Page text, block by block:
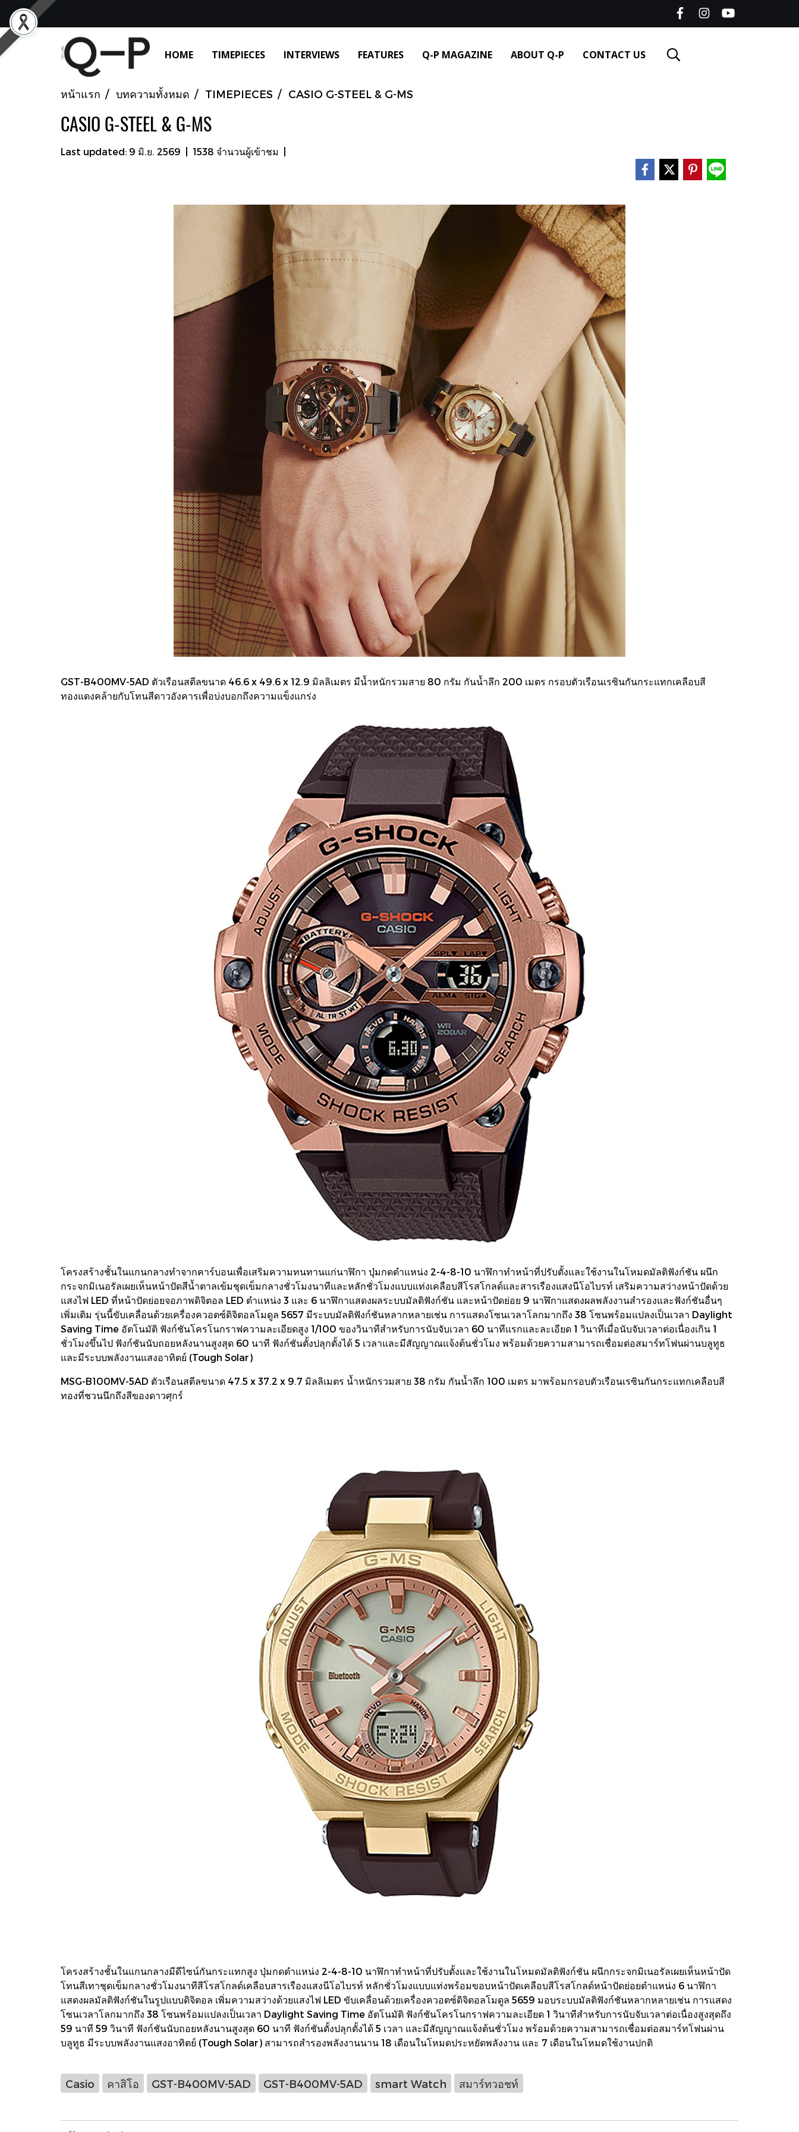
HOME TIMEPIECES INTERVIEWS FEATURES Q-P MAGAZINE ABOUT Q-P CONTACT US
หน้าแรก บทความทั้งหมด TIMEPIECES CASIO G-STEEL & G-MS
CASIO G-STEEL & G-MS
Last updated: 9 มิ.ย. 2569 1538 จำนวนผู้เข้าชม
GST-B400MV-5AD ตัวเรือนสตีลขนาด 46.6 x 49.6 x 12.9 มิลลิเมตร มีน้ำหนักรวมสาย 80 กรัม กันน้ำลึก 200 เมตร กรอบตัวเรือนเรซินกันกระแทกเคลือบสี
ทองแดงคล้ายกับโทนสีดาวอังคารเพื่อบ่งบอกถึงความแข็งแกร่ง
โครงสร้างชั้นในแกนกลางทำจากคาร์บอนเพื่อเสริมความทนทานแก่นาฬิกา ปุ่มกดตำแหน่ง 2-4-8-10 นาฬิกาทำหน้าที่ปรับตั้งและใช้งานในโหมดมัลติฟังก์ชัน ผนึก
กระจกมิเนอรัลเผยเห็นหน้าปัดสีน้ำตาลเข้มชุดเข็มกลางชั่วโมงนาทีและหลักชั่วโมงแบบแท่งเคลือบสีโรสโกลด์และสารเรืองแสงนีโอไบรท์ เสริมความสว่างหน้าปัดด้วย
แสงไฟ LED ที่หน้าปัดย่อยจอภาพดิจิตอล LED ตำแหน่ง 3 และ 6 นาฬิกาแสดงผลระบบมัลติฟังก์ชัน และหน้าปัดย่อย 9 นาฬิกาแสดงผลพลังงานสำรองและฟังก์ชันอื่นๆ
เพิ่มเติม รุ่นนี้ขับเคลื่อนด้วยเครื่องควอตซ์ดิจิตอลโมดูล 5657 มีระบบมัลติฟังก์ชันหลากหลายเช่น การแสดงโซนเวลาโลกมากถึง 38 โซนพร้อมแปลงเป็นเวลา Daylight
Saving Time อัตโนมัติ ฟังก์ชันโครโนกราฟความละเอียดสูง 1/100 ของวินาทีสำหรับการนับจับเวลา 60 นาทีแรกและละเอียด 1 วินาทีเมื่อนับจับเวลาต่อเนื่องเกิน 1
ชั่วโมงขึ้นไป ฟังก์ชันนับถอยหลังนานสูงสุด 60 นาที ฟังก์ชันตั้งปลุกตั้งได้ 5 เวลาและมีสัญญาณแจ้งต้นชั่วโมง พร้อมด้วยความสามารถเชื่อมต่อสมาร์ทโฟนผ่านบลูทูธ
และมีระบบพลังงานแสงอาทิตย์ (Tough Solar)
MSG-B100MV-5AD ตัวเรือนสตีลขนาด 47.5 x 37.2 x 9.7 มิลลิเมตร น้ำหนักรวมสาย 38 กรัม กันน้ำลึก 100 เมตร มาพร้อมกรอบตัวเรือนเรซินกันกระแทกเคลือบสี
ทองที่ชวนนึกถึงสีของดาวศุกร์
โครงสร้างชั้นในแกนกลางมีดีไซน์กันกระแทกสูง ปุ่มกดตำแหน่ง 2-4-8-10 นาฬิกาทำหน้าที่ปรับตั้งและใช้งานในโหมดมัลติฟังก์ชัน ผนึกกระจกมิเนอรัลเผยเห็นหน้าปัด
โทนสีเทาชุดเข็มกลางชั่วโมงนาทีสีโรสโกลด์เคลือบสารเรืองแสงนีโอไบรท์ หลักชั่วโมงแบบแท่งพร้อมขอบหน้าปัดเคลือบสีโรสโกลด์หน้าปัดย่อยตำแหน่ง 6 นาฬิกา
แสดงผลมัลติฟังก์ชันในรูปแบบดิจิตอล เพิ่มความสว่างด้วยแสงไฟ LED ขับเคลื่อนด้วยเครื่องควอตซ์ดิจิตอลโมดูล 5659 มอบระบบมัลติฟังก์ชันหลากหลายเช่น การแสดง
โซนเวลาโลกมากถึง 38 โซนพร้อมแปลงเป็นเวลา Daylight Saving Time อัตโนมัติ ฟังก์ชันโครโนกราฟความละเอียด 1 วินาทีสำหรับการนับจับเวลาต่อเนื่องสูงสุดถึง
59 นาที 59 วินาที ฟังก์ชันนับถอยหลังนานสูงสุด 60 นาที ฟังก์ชันตั้งปลุกตั้งได้ 5 เวลา และมีสัญญาณแจ้งต้นชั่วโมง พร้อมด้วยความสามารถเชื่อมต่อสมาร์ทโฟนผ่าน
บลูทูธ มีระบบพลังงานแสงอาทิตย์ (Tough Solar) สามารถสำรองพลังงานนาน 18 เดือนในโหมดประหยัดพลังงาน และ 7 เดือนในโหมดใช้งานปกติ
Casio คาสิโอ GST-B400MV-5AD GST-B400MV-5AD smart Watch สมาร์ทวอชท์